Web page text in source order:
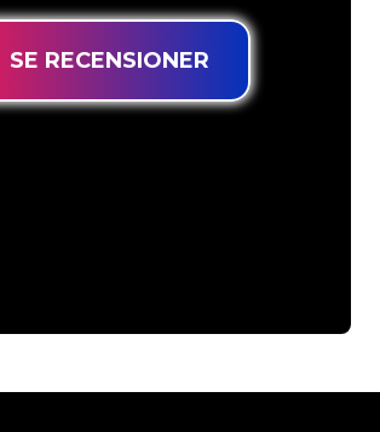
SE RECENSIONER